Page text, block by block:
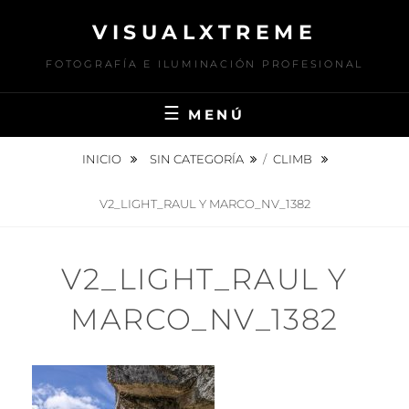
contenido
VISUALXTREME
FOTOGRAFÍA E ILUMINACIÓN PROFESIONAL
MENÚ
INICIO SIN CATEGORÍA / CLIMB
V2_LIGHT_RAUL Y MARCO_NV_1382
V2_LIGHT_RAUL Y
MARCO_NV_1382